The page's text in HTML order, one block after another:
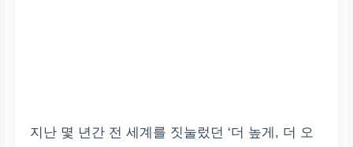
지난 몇 년간 전 세계를 짓눌렀던 ‘더 높게, 더 오